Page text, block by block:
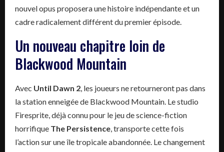
nouvel opus proposera une histoire indépendante et un
cadre radicalement différent du premier épisode.
Un nouveau chapitre loin de
Blackwood Mountain
Avec Until Dawn 2 , les joueurs ne retourneront pas dans
la station enneigée de Blackwood Mountain. Le studio
Firesprite, déjà connu pour le jeu de science-fiction
horrifique The Persistence , transporte cette fois
l’action sur une île tropicale abandonnée. Le changement